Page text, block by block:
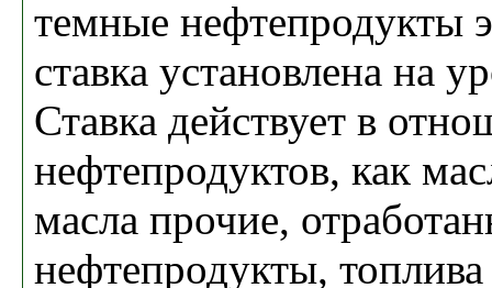
темные нефтепродукты
ставка установлена на
Ставка действует в
нефтепродуктов, как
масла прочие,
нефтепродукты,